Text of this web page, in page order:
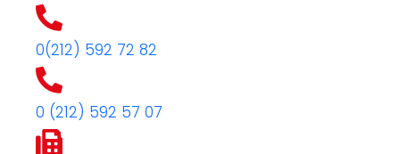
0(212) 592 72 82
0 (212) 592 57 07